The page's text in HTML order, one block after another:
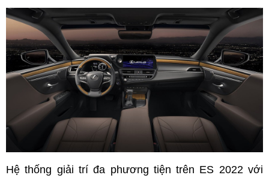
Hệ thống giải trí đa phương tiện trên ES 2022 với